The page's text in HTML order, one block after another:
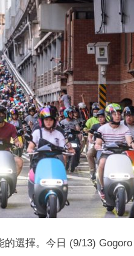
選擇。今日 (9/13)